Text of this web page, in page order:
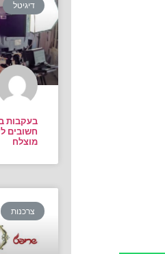
דיגיטל
חשובים
מוצלח
צרכנות